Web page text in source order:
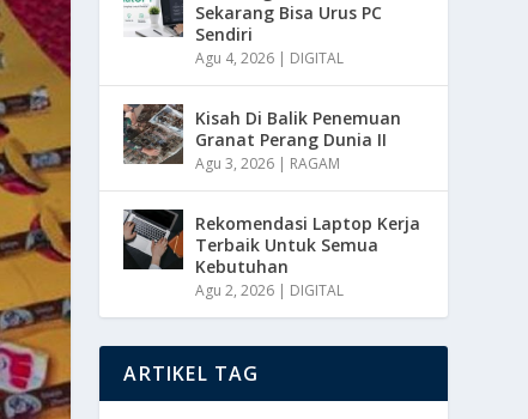
Sekarang Bisa Urus PC
Sendiri
Agu 4, 2026 | DIGITAL
Kisah Di Balik Penemuan
Granat Perang Dunia II
Agu 3, 2026 | RAGAM
Rekomendasi Laptop Kerja
Terbaik Untuk Semua
Kebutuhan
Agu 2, 2026 | DIGITAL
ARTIKEL TAG